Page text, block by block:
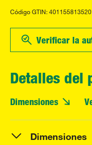
Código GTIN:
Verificar la
Detalles del
Dimensiones
Dimensiones